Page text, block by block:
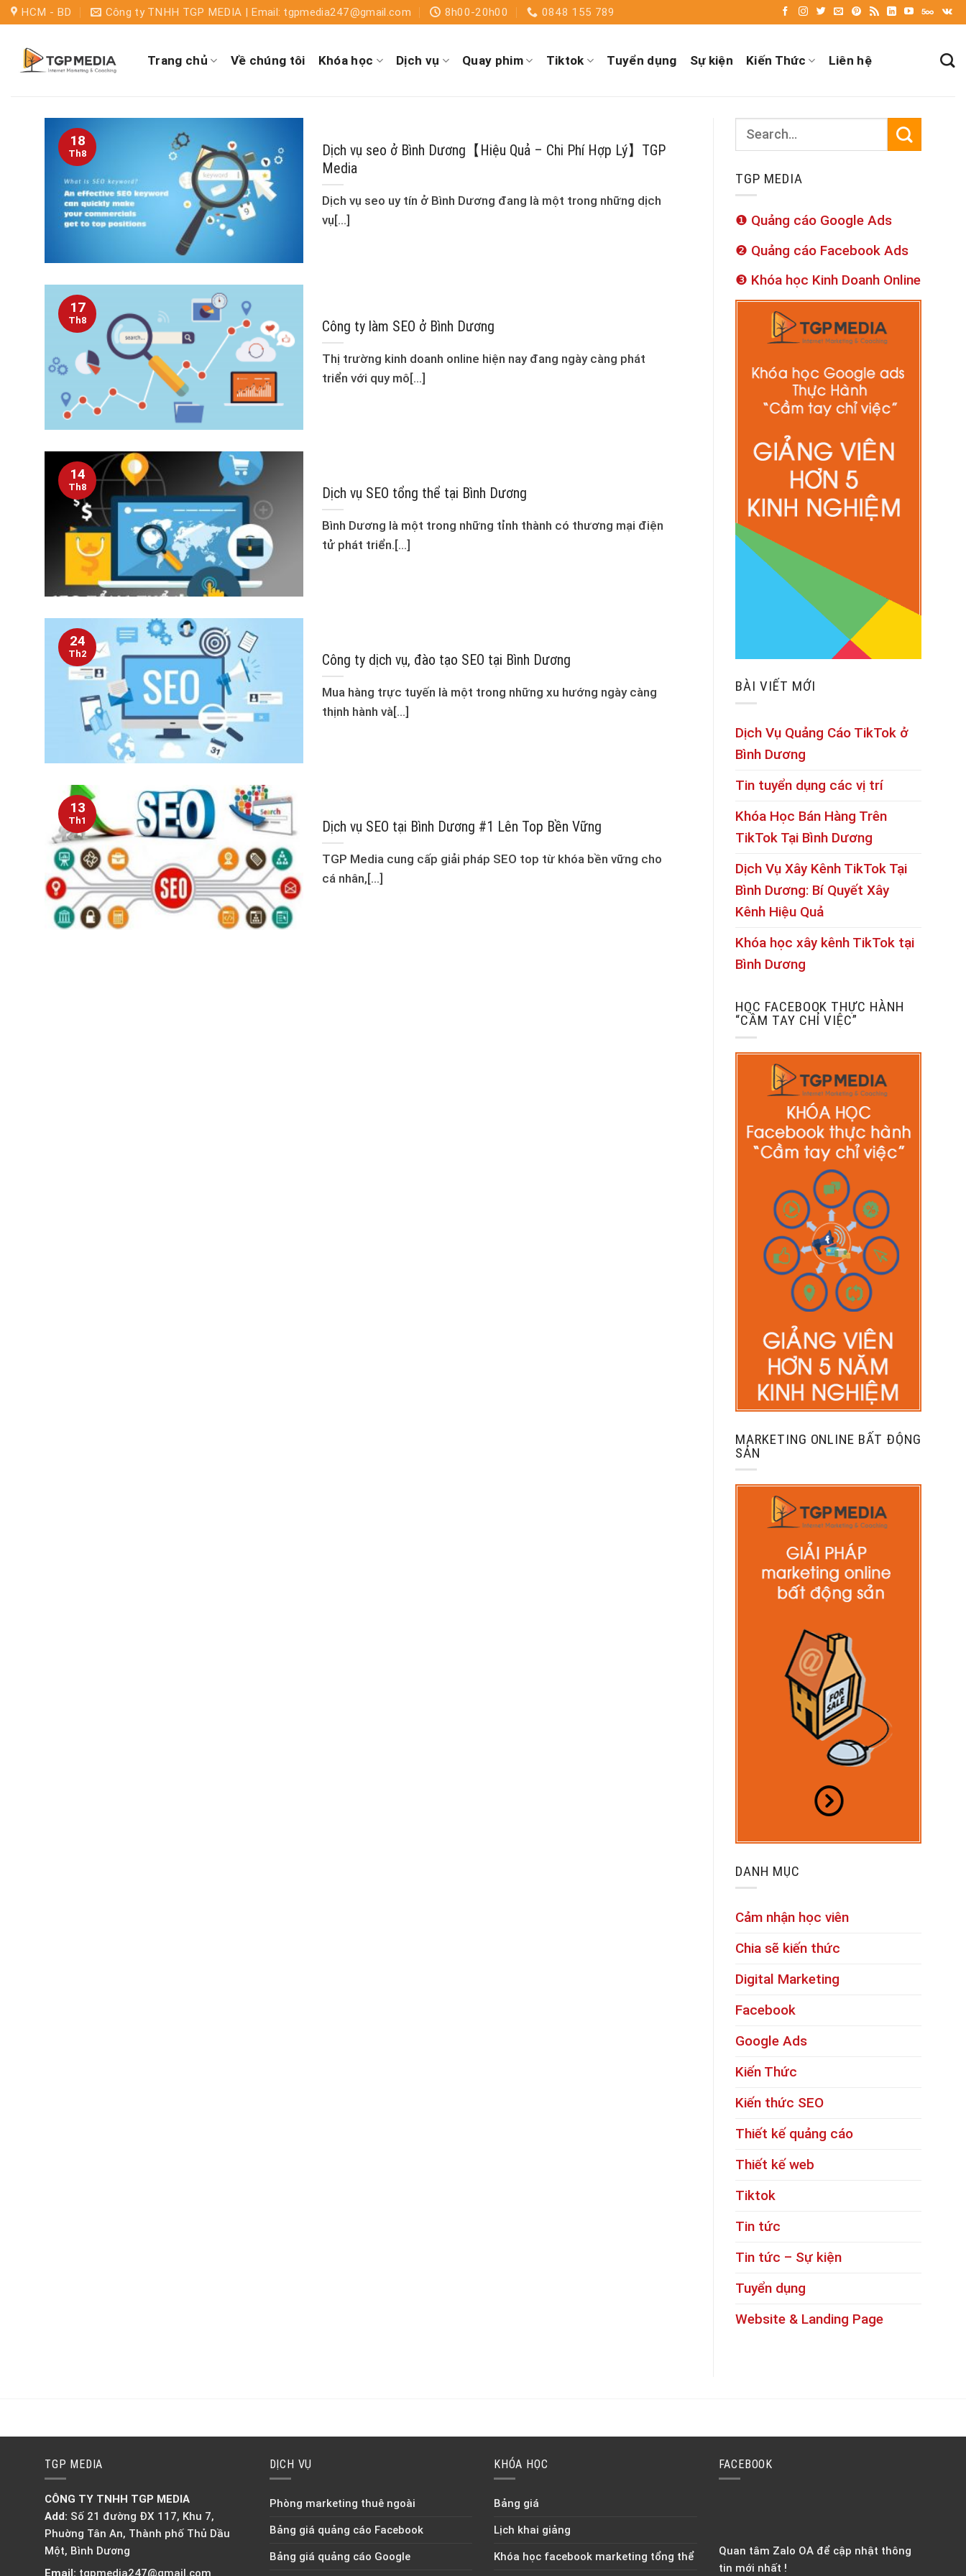
HCM - BD Công ty TNHH TGP MEDIA | Email: tgpmedia247@gmail.com 8h00-20h00 0848 155 789
Trang chủ Về chúng tôi Khóa học Dịch vụ Quay phim Tiktok Tuyển dụng Sự kiện Kiến Thức Liên hệ
Dịch vụ seo ở Bình Dương【Hiệu Quả – Chi Phí Hợp Lý】TGP
Media
Dịch vụ seo uy tín ở Bình Dương đang là một trong những dịch
vụ[...]
18
Th8
Công ty làm SEO ở Bình Dương
Thị trường kinh doanh online hiện nay đang ngày càng phát
triển với quy mô[...]
17
Th8
Dịch vụ SEO tổng thể tại Bình Dương
Bình Dương là một trong những tỉnh thành có thương mại điện
tử phát triển.[...]
14
Th8
Công ty dịch vụ, đào tạo SEO tại Bình Dương
Mua hàng trực tuyến là một trong những xu hướng ngày càng
thịnh hành và[...]
24
Th2
Dịch vụ SEO tại Bình Dương #1 Lên Top Bền Vững
TGP Media cung cấp giải pháp SEO top từ khóa bền vững cho
cá nhân,[...]
13
Th1
TGP MEDIA
❶ Quảng cáo Google Ads
❷ Quảng cáo Facebook Ads
❸ Khóa học Kinh Doanh Online
BÀI VIẾT MỚI
Dịch Vụ Quảng Cáo TikTok ở
Bình Dương
Tin tuyển dụng các vị trí
Khóa Học Bán Hàng Trên
TikTok Tại Bình Dương
Dịch Vụ Xây Kênh TikTok Tại
Bình Dương: Bí Quyết Xây
Kênh Hiệu Quả
Khóa học xây kênh TikTok tại
Bình Dương
HỌC FACEBOOK THỰC HÀNH
“CẦM TAY CHỈ VIỆC”
MARKETING ONLINE BẤT ĐỘNG
SẢN
DANH MỤC
Cảm nhận học viên
Chia sẽ kiến thức
Digital Marketing
Facebook
Google Ads
Kiến Thức
Kiến thức SEO
Thiết kế quảng cáo
Thiết kế web
Tiktok
Tin tức
Tin tức – Sự kiện
Tuyển dụng
Website & Landing Page
TGP MEDIA
CÔNG TY TNHH TGP MEDIA
Add: Số 21 đường ĐX 117, Khu 7,
Phuờng Tân An, Thành phố Thủ Dầu
Một, Bình Dương
Email: tgpmedia247@gmail.com
DỊCH VỤ
Phòng marketing thuê ngoài
Bảng giá quảng cáo Facebook
Bảng giá quảng cáo Google
KHÓA HỌC
Bảng giá
Lịch khai giảng
Khóa học facebook marketing tổng thể
FACEBOOK
Quan tâm Zalo OA để cập nhật thông
tin mới nhất !